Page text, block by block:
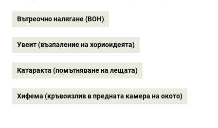
Вътреочно налягане (ВОН)
Увеит (възпаление на хориоидеята)
Катаракта (помътняване на лещата)
Хифема (кръвоизлив в предната камера на окото)